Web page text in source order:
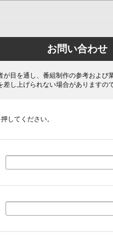
お問い合わせ
目を通し、番組制作の参考および
し上げられない場合がありますの
してください。